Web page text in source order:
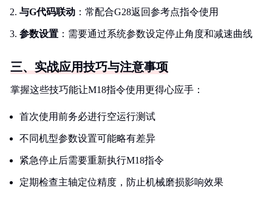
与G代码联动 ：常配合G28返回参考点指令使用
参数设置 ：需要通过系统参数设定停止角度和减速曲线
三、实战应用技巧与注意事项
掌握这些技巧能让M18指令使用更得心应手：
首次使用前务必进行空运行测试
不同机型参数设置可能略有差异
紧急停止后需要重新执行M18指令
定期检查主轴定位精度，防止机械磨损影响效果